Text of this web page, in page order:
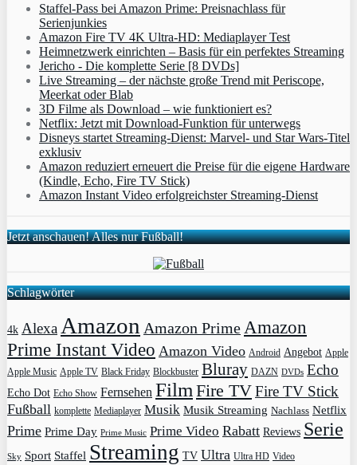
Staffel-Pass bei Amazon Prime: Preisnachlass für
Serienjunkies
Amazon Fire TV 4K Ultra-HD: Mediaplayer Test
Heimnetzwerk einrichten – Basis für ein perfektes Streaming
Jericho - Die komplette Serie [8 DVDs]
Live Streaming – der nächste große Trend mit Periscope,
Meerkat oder Blab
3D Filme als Download – wie funktioniert es?
Netflix: Jetzt mit Download-Funktion für unterwegs
Disneys startet Streaming-Dienst: Marvel- und Star Wars-Titel
exklusiv
Amazon reduziert erneuert die Preise für die eigene Hardware
(Kindle, Echo, Fire TV Stick)
Amazon Instant Video erfolgreichster Streaming-Dienst
Jetzt anschauen! Alles nur Fußball!
Schlagwörter
4k Alexa Amazon Amazon Prime Amazon
Prime Instant Video Amazon Video Android Angebot Apple
Apple Music Apple TV Black Friday Blockbuster Bluray DAZN DVDs Echo
Echo Dot Echo Show Fernsehen Film Fire TVFire TV Stick
Fußball komplette Mediaplayer Musik Musik Streaming Nachlass Netflix
Prime Prime Day Prime Music Prime Video Rabatt Reviews Serie
Sky Sport Staffel Streaming TV Ultra Ultra HD Video